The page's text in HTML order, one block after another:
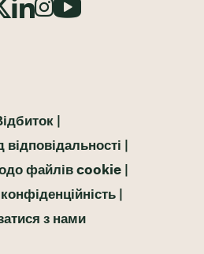
відповідальності
файлів cookie
з нами